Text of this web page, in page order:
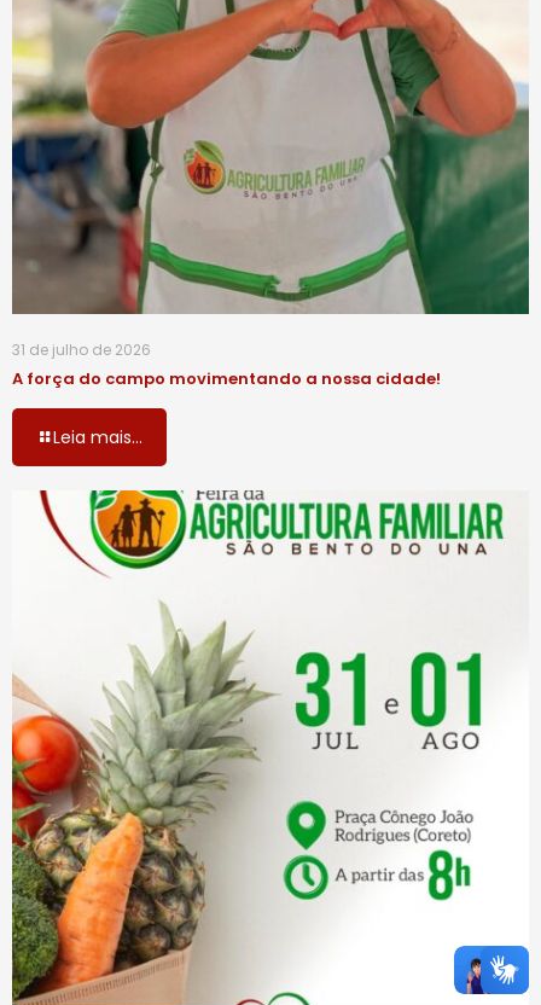
31 de julho de 2026
A força do campo movimentando a nossa cidade!
Leia mais...